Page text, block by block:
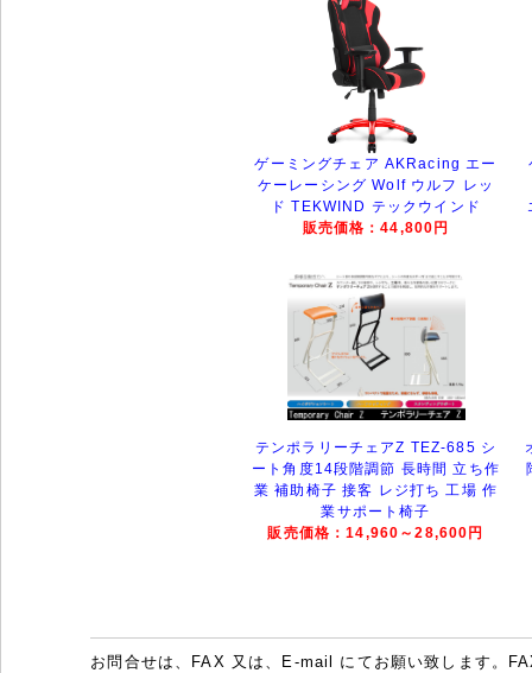
ゲーミングチェア AKRacing エー
ケーレーシング Wolf ウルフ レッ
ド TEKWIND テックウインド
販売価格：44,800円
テンポラリーチェアZ TEZ-685 シ
ート角度14段階調節 長時間 立ち作
業 補助椅子 接客 レジ打ち 工場 作
業サポート椅子
販売価格：14,960～28,600円
お問合せは、FAX 又は、E-mail にてお願い致します。